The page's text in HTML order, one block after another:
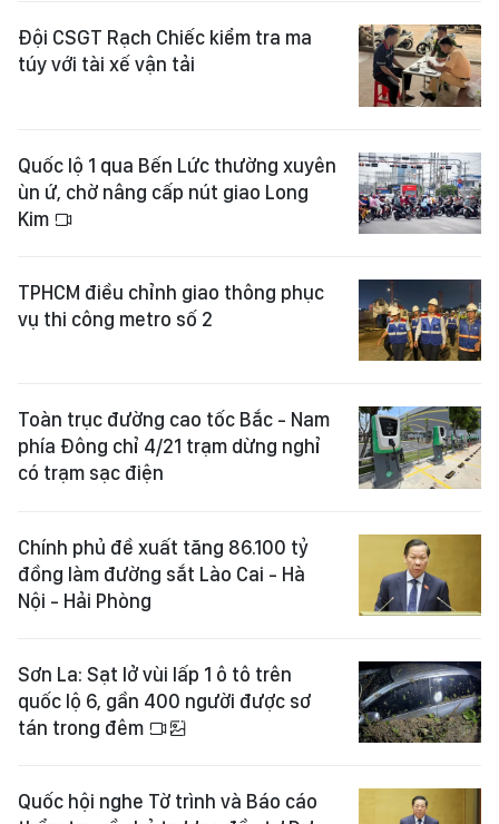
Đội CSGT Rạch Chiếc kiểm tra ma
túy với tài xế vận tải
Quốc lộ 1 qua Bến Lức thường xuyên
ùn ứ, chờ nâng cấp nút giao Long
Kim
TPHCM điều chỉnh giao thông phục
vụ thi công metro số 2
Toàn trục đường cao tốc Bắc - Nam
phía Đông chỉ 4/21 trạm dừng nghỉ
có trạm sạc điện
Chính phủ đề xuất tăng 86.100 tỷ
đồng làm đường sắt Lào Cai - Hà
Nội - Hải Phòng
Sơn La: Sạt lở vùi lấp 1 ô tô trên
quốc lộ 6, gần 400 người được sơ
tán trong đêm
Quốc hội nghe Tờ trình và Báo cáo